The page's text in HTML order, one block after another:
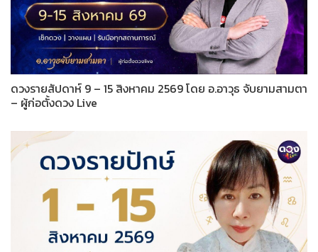
ดวงรายสัปดาห์ 9 – 15 สิงหาคม 2569 โดย อ.อาวุธ จับยามสามตา
– ผู้ก่อตั้งดวง Live